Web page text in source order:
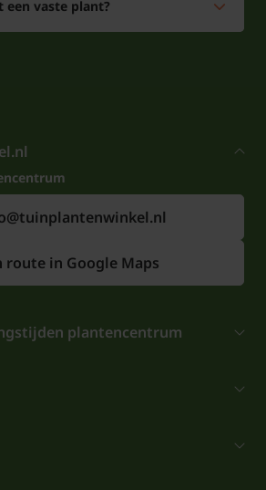
een vaste plant?
route in Google Maps
plantencentrum